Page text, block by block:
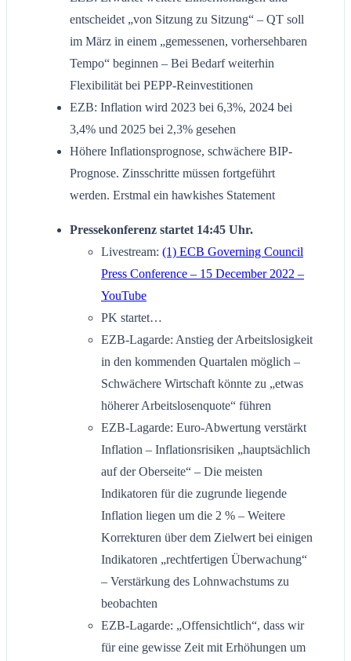
entscheidet „von Sitzung zu Sitzung“ – QT soll
im März in einem „gemessenen, vorhersehbaren
Tempo“ beginnen – Bei Bedarf weiterhin
Flexibilität bei PEPP-Reinvestitionen
EZB: Inflation wird 2023 bei 6,3%, 2024 bei
3,4% und 2025 bei 2,3% gesehen
Höhere Inflationsprognose, schwächere BIP-
Prognose. Zinsschritte müssen fortgeführt
werden. Erstmal ein hawkishes Statement
Pressekonferenz startet 14:45 Uhr.
Livestream: (1) ECB Governing Council
Press Conference – 15 December 2022 –
YouTube
PK startet…
EZB-Lagarde: Anstieg der Arbeitslosigkeit
in den kommenden Quartalen möglich –
Schwächere Wirtschaft könnte zu „etwas
höherer Arbeitslosenquote“ führen
EZB-Lagarde: Euro-Abwertung verstärkt
Inflation – Inflationsrisiken „hauptsächlich
auf der Oberseite“ – Die meisten
Indikatoren für die zugrunde liegende
Inflation liegen um die 2 % – Weitere
Korrekturen über dem Zielwert bei einigen
Indikatoren „rechtfertigen Überwachung“
– Verstärkung des Lohnwachstums zu
beobachten
EZB-Lagarde: „Offensichtlich“, dass wir
für eine gewisse Zeit mit Erhöhungen um